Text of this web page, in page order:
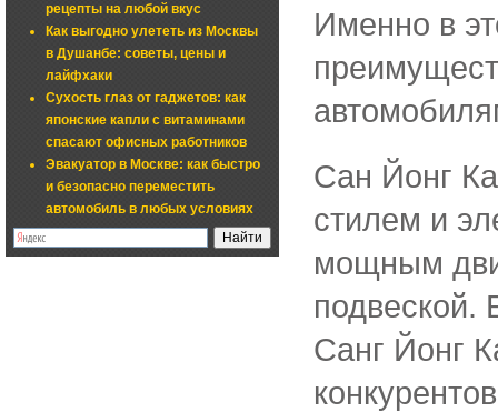
рецепты на любой вкус
Как выгодно улететь из Москвы
в Душанбе: советы, цены и
лайфхаки
Сухость глаз от гаджетов: как
японские капли с витаминами
спасают офисных работников
Эвакуатор в Москве: как быстро
и безопасно переместить
автомобиль в любых условиях
Именно в
Сан Йонг
стилем и
мощным
подвеской.
Санг Йонг